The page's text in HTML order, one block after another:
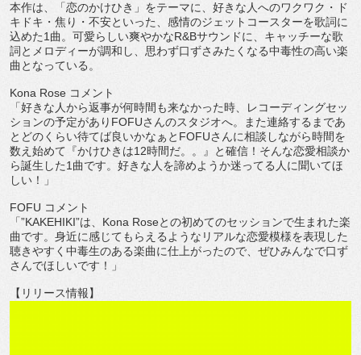
本作は、「恋のかけひき」をテーマに、好きな人へのワクワク・
ド
キドキ・焦り・不安といった、 感情のジェットコースターを歌詞に
込めた1 曲。 可愛らしい爽やかなR&Bサウンドに、 キャッチーな歌
詞とメロディーが調和し、 思わず口ずさみたくなる中毒性の高い楽
曲となっている。
Kona Rose コメント
「好きな人から返事が何時間も来なかった時、
レコーディングセッ
ションの予定があり FOFUさんのスタジオへ。また連絡するまであ
とどのくらい待てば良いかなぁと FOFUさ んに相談しながら時間を
数え始めて『かけひきは12時間だ。。』
と確信！そんな恋愛相談か
ら誕生した1 曲です。 好きな人を諦めようか迷ってる人に聞いてほ
しい！」
FOFU コメント
「”KAKEHIKI”は、 Kona Roseとの初めてのセッションで生まれた楽
曲です。 身近に感じてもらえるようなリアルな恋愛模様を表現した
聴きやす く中毒生のある楽曲に仕上がったので、 ぜひみんなで口ず
さんでほしいです！」
【リリース情報】